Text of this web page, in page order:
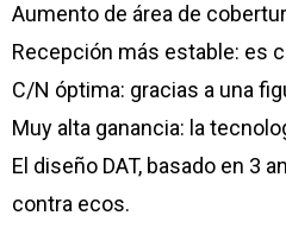
Aumento de área de
Recepción más estable: es
C/N óptima: gracias a una
Muy alta ganancia: la
El diseño DAT, basado en 3
contra ecos.